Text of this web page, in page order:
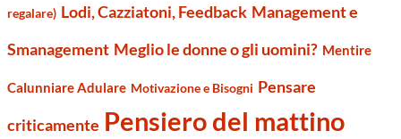
regalare) Lodi, Cazziatoni, Feedback Management e
Smanagement Meglio le donne o gli uomini? Mentire
Calunniare Adulare Motivazione e Bisogni Pensare
criticamente Pensiero del mattino